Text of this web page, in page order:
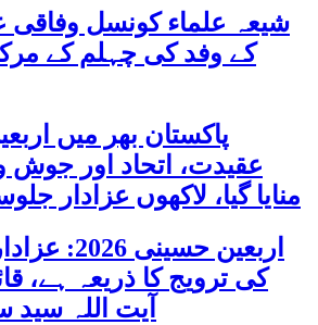
شیعہ علماء کونسل وفاقی
کے وفد کی چہلم کے
عقیدت، اتحاد اور جوش
منایا گیا، لاکھوں عزادار
اربعین
کی ترویج کا ذریعہ ہے،
آیت اللہ